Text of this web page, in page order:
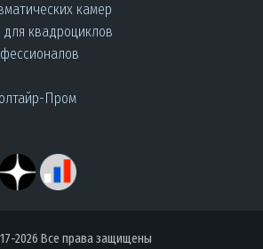
камер
квадроциклов
Пром
2026 Все права защищены